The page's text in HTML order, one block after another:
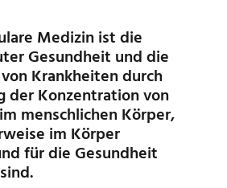
Medizin ist die
Gesundheit und die
Krankheiten durch
der Konzentration von
menschlichen Körper,
im Körper
für die Gesundheit